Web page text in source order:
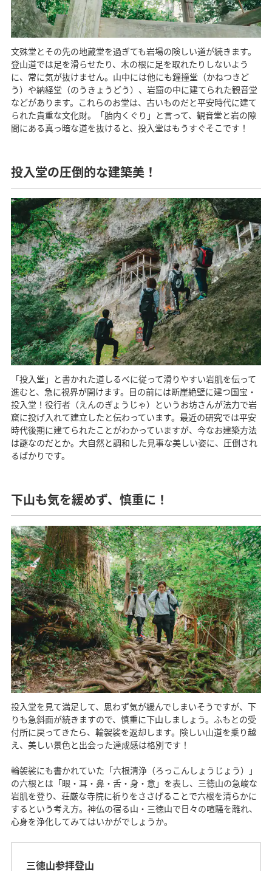
文殊堂とその先の地蔵堂を過ぎても岩場の険しい道が続きます。
登山道では足を滑らせたり、木の根に足を取れたりしないよう
に、常に気が抜けません。山中には他にも鐘撞堂（かねつきど
う）や納経堂（のうきょうどう）、岩窟の中に建てられた観音堂
などがあります。これらのお堂は、古いものだと平安時代に建て
られた貴重な文化財。「胎内くぐり」と言って、観音堂と岩の隙
間にある真っ暗な道を抜けると、投入堂はもうすぐそこです！
投入堂の圧倒的な建築美！
「投入堂」と書かれた道しるべに従って滑りやすい岩肌を伝って
進むと、急に視界が開けます。目の前には断崖絶壁に建つ国宝・
投入堂！役行者（えんのぎょうじゃ）というお坊さんが法力で岩
窟に投げ入れて建立したと伝わっています。最近の研究では平安
時代後期に建てられたことがわかっていますが、今なお建築方法
は謎なのだとか。大自然と調和した見事な美しい姿に、圧倒され
るばかりです。
下山も気を緩めず、慎重に！
投入堂を見て満足して、思わず気が緩んでしまいそうですが、下
りも急斜面が続きますので、慎重に下山しましょう。ふもとの受
付所に戻ってきたら、輪袈裟を返却します。険しい山道を乗り越
え、美しい景色と出会った達成感は格別です！
輪袈裟にも書かれていた「六根清浄（ろっこんしょうじょう）」
の六根とは「眼・耳・鼻・舌・身・意」を表し、三徳山の急峻な
岩肌を登り、荘厳な寺院に祈りをささげることで六根を清らかに
するという考え方。神仏の宿る山・三徳山で日々の喧騒を離れ、
心身を浄化してみてはいかがでしょうか。
三徳山参拝登山